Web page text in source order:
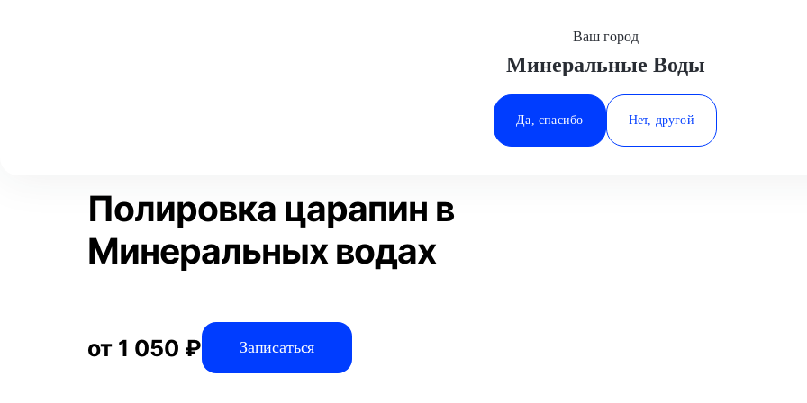
Минеральные Воды
Ростов-на-Дону
Ставрополь
Ваш город
Минеральные Воды
Да, спасибо Нет, другой
Полировка царапин
Статьи
Полировка царапин в
Минеральных водах
от 1 050 ₽ Записаться